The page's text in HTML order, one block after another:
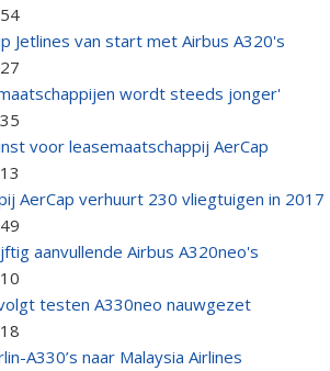
Jetlines van start met Airbus A320's
wordt steeds jonger'
voor leasemaatschappij AerCap
AerCap verhuurt 230 vliegtuigen in 2017
aanvullende Airbus A320neo's
testen A330neo nauwgezet
A330’s naar Malaysia Airlines